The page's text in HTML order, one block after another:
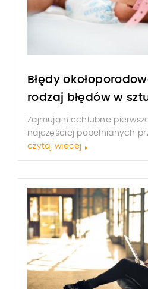
Błędy
rodzaj błędów w
Zajmują niechlubne
najczęściej popełnianych
czytaj wiecej